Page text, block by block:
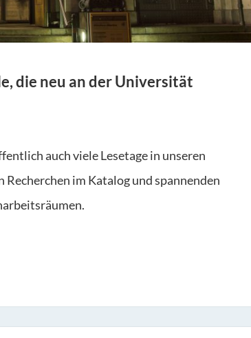
die neu an der Universität
auch viele Lesetage in unseren
im Katalog und spannenden